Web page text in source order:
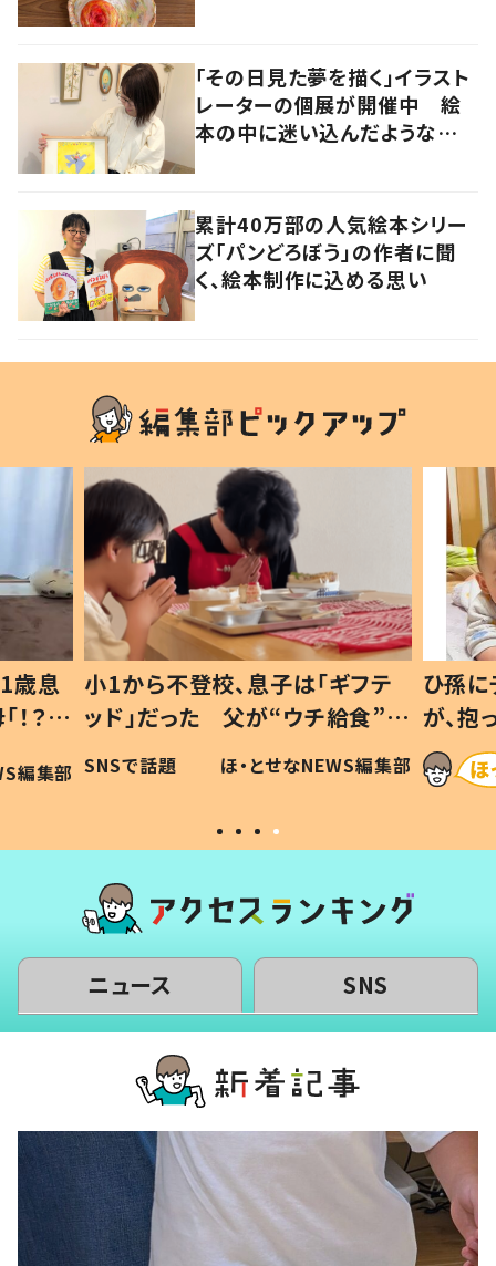
「その日見た夢を描く」イラスト
レーターの個展が開催中 絵
本の中に迷い込んだような想
累計40万部の人気絵本シリー
ズ「パンどろぼう」の作者に聞
く、絵本制作に込める思い
歳息
？」
編集部
小1から不登校、息子は「ギフテ
ッド」だった 父が“ウチ給食”を
作り続ける理由とは #令和の親
#令和の子
SNSで話題 ほ・とせなNEWS編集部
ひ孫
が、
「涙が
い」
ニュース SNS